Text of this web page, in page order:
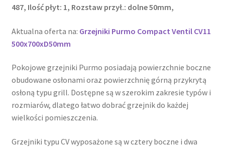
487, Ilość płyt: 1, Rozstaw przył.: dolne 50mm,
Aktualna oferta na: Grzejniki Purmo Compact Ventil CV11
500x700xD50mm
Pokojowe grzejniki Purmo posiadają powierzchnie boczne
obudowane osłonami oraz powierzchnię górną przykrytą
osłoną typu grill. Dostępne są w szerokim zakresie typów i
rozmiarów, dlatego łatwo dobrać grzejnik do każdej
wielkości pomieszczenia.
Grzejniki typu CV wyposażone są w cztery boczne i dwa